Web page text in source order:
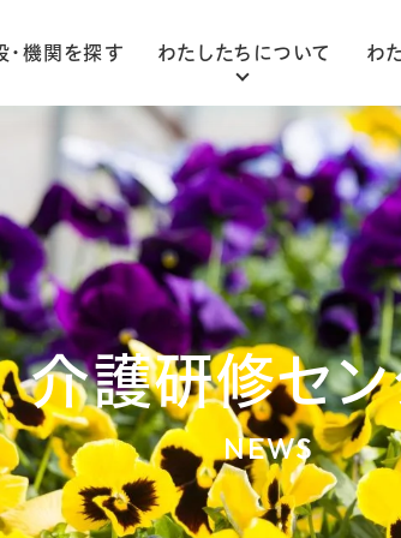
・機関を探す わたしたちについて
ごあいさつ
法人概要
組織図
わ
介護研修セ
NEWS